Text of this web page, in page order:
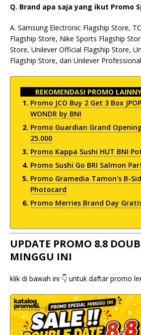
Q. Brand apa saja yang ikut Promo
A. Samsung Electronic Flagship Store,
Flagship Store, Nike Sports Flagship
Store, Unilever Official Flagship Store,
Flagship Store, dan Unilever
REKOMENDASI PROMO
Promo JCO Buy 2 Get 3 Box
WONDR by BNI
Promo Guardian Grand
25.000
Promo Kappa Sushi HUT BNI
Promo Sushi Go BRI Salmon
Promo Gramedia Tamon's B-
Photocard
Promo Merries Brand Day
UPDATE PROMO 8.8
MINGGU INI
klik di bawah ini 👇 untuk daftar promo